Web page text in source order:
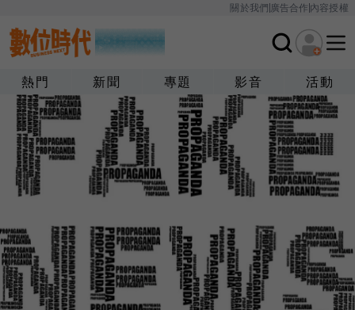
關於我們廣告合作內容授權
熱門 新聞 專題 影音 活動